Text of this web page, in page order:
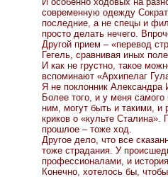
современную одежду
последние, а не спецы и
просто делать нечего.
Другой прием – «перевод
Гегель, сравнивая иных
И как не грустно, такое
вспоминают «Архипелаг
Я не поклонник Александра
Более того, и у меня
ним, могут быть и такими, и
криков о «культе
прошлое – тоже ход.
Другое дело, что все
тоже страдания. У
профессионалами, и
Конечно, хотелось бы,